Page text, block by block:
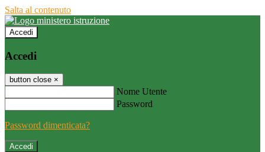
Salta al contenuto
Accedi
Accedi
button close ×
Nome Utente
Password
Password dimenticata?